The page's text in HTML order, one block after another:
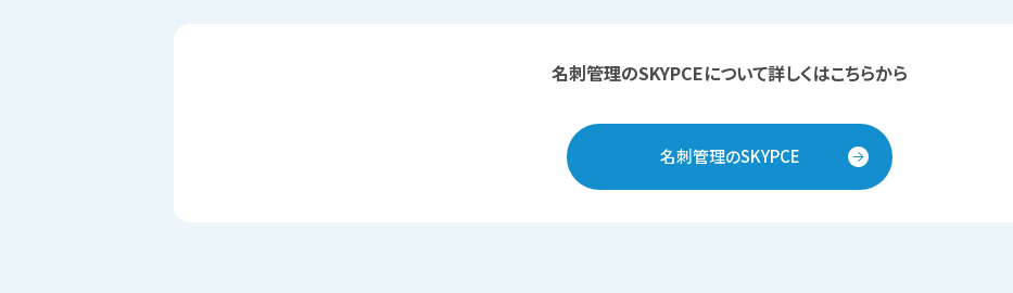
名刺管理のSKYPCEについて詳しくはこちらから
名刺管理のSKYPCE